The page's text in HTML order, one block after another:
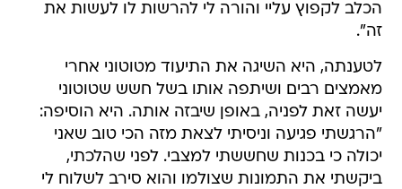
הכלב לקפוץ עליי והורה לי להרשות לו לעשות את
זה".
לטענתה, היא השיגה את התיעוד מטוטוני אחרי
מאמצים רבים ושיתפה אותו בשל חשש שטוטוני
יעשה זאת לפניה, באופן שיבזה אותה. היא הוסיפה:
"הרגשתי פגיעה וניסיתי לצאת מזה הכי טוב שאני
יכולה כי בכנות שחששתי למצבי. לפני שהלכתי,
ביקשתי את התמונות שצולמו והוא סירב לשלוח לי